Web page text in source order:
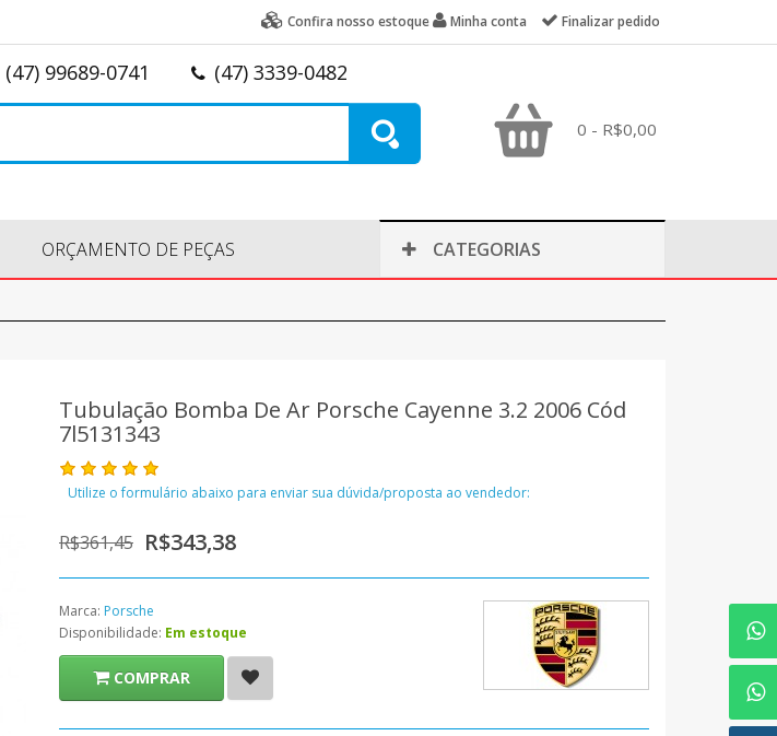
Confira nosso estoque Minha conta Finalizar pedido
(47) 99689-0741 (47) 3339-0482
0 - R$0,00
ORÇAMENTO DE PEÇAS CATEGORIAS
Tubulação Bomba De Ar Porsche Cayenne 3.2 2006 Cód
7l5131343
Utilize o formulário abaixo para enviar sua dúvida/proposta ao vendedor:
R$361,45 R$343,38
Marca: Porsche
Disponibilidade: Em estoque
COMPRAR